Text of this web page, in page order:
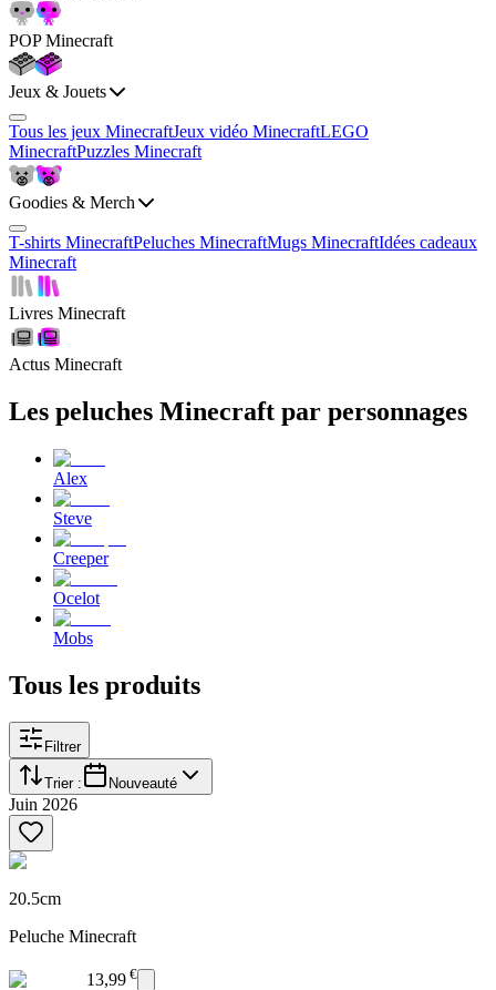
POP Minecraft
Jeux & Jouets
Tous les jeux MinecraftJeux vidéo MinecraftLEGO
MinecraftPuzzles Minecraft
Goodies & Merch
T-shirts MinecraftPeluches MinecraftMugs MinecraftIdées cadeaux
Minecraft
Livres Minecraft
Actus Minecraft
Les peluches Minecraft par personnages
Alex
Steve
Creeper
Ocelot
Mobs
Tous les produits
Filtrer
Trier : Nouveauté
Juin 2026
20.5cm
Peluche Minecraft
13,99 €